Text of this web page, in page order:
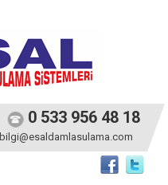
0 533 956 48 18
bilgi@esaldamlasulama.com